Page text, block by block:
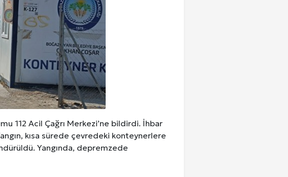
112 Acil Çağrı Merkezi’ne bildirdi. İhbar
kısa sürede çevredeki konteynerlere
Yangında, depremzede